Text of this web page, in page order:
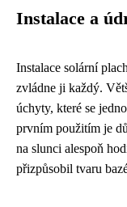
Instalace a
Instalace solární
zvládne ji každý.
úchyty, které se
prvním použitím je
na slunci alespoň
přizpůsobil tvaru